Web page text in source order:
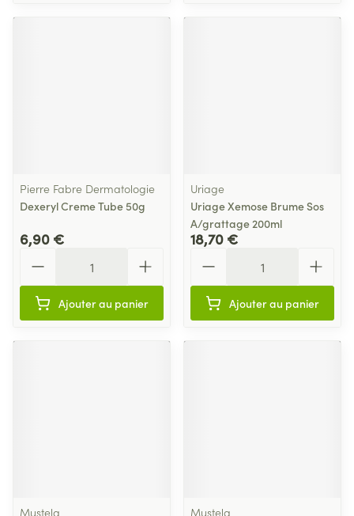
Pierre Fabre Dermatologie
Dexeryl Creme Tube 50g
6,90 €
Ajouter au panier
Uriage
Uriage Xemose Brume Sos
A/grattage 200ml
18,70 €
Ajouter au panier
Mustela Mustela